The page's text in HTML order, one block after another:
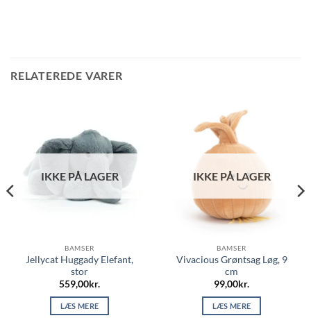
RELATEREDE VARER
IKKE PÅ LAGER
BAMSER
Jellycat Huggady Elefant,
stor
559,00kr.
LÆS MERE
IKKE PÅ LAGER
BAMSER
Vivacious Grøntsag Løg, 9
cm
99,00kr.
LÆS MERE